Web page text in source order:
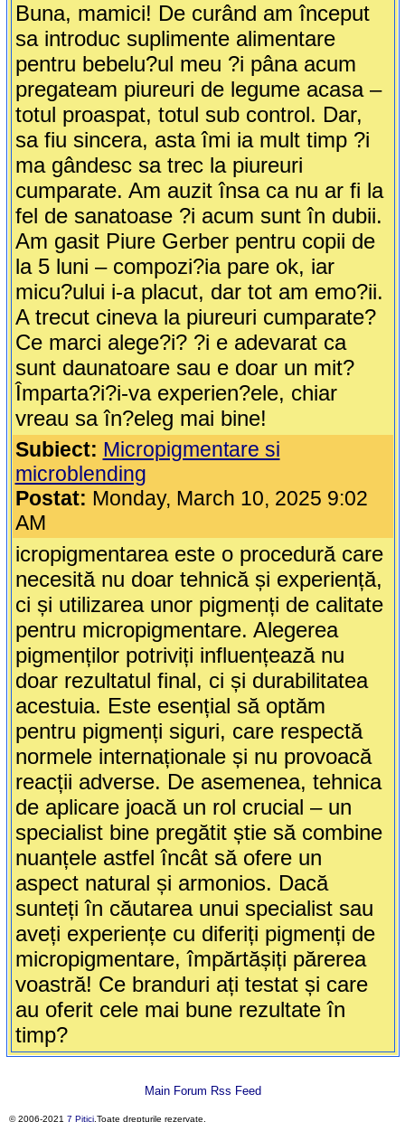
Buna, mamici! De curând am început
sa introduc suplimente alimentare
pentru bebelu?ul meu ?i pâna acum
pregateam piureuri de legume acasa –
totul proaspat, totul sub control. Dar,
sa fiu sincera, asta îmi ia mult timp ?i
ma gândesc sa trec la piureuri
cumparate. Am auzit însa ca nu ar fi la
fel de sanatoase ?i acum sunt în dubii.
Am gasit Piure Gerber pentru copii de
la 5 luni – compozi?ia pare ok, iar
micu?ului i-a placut, dar tot am emo?ii.
A trecut cineva la piureuri cumparate?
Ce marci alege?i? ?i e adevarat ca
sunt daunatoare sau e doar un mit?
Împarta?i?i-va experien?ele, chiar
vreau sa în?eleg mai bine!
Subiect: Micropigmentare si
microblending
Postat: Monday, March 10, 2025 9:02
AM
icropigmentarea este o procedură care
necesită nu doar tehnică și experiență,
ci și utilizarea unor pigmenți de calitate
pentru micropigmentare. Alegerea
pigmenților potriviți influențează nu
doar rezultatul final, ci și durabilitatea
acestuia. Este esențial să optăm
pentru pigmenți siguri, care respectă
normele internaționale și nu provoacă
reacții adverse. De asemenea, tehnica
de aplicare joacă un rol crucial – un
specialist bine pregătit știe să combine
nuanțele astfel încât să ofere un
aspect natural și armonios. Dacă
sunteți în căutarea unui specialist sau
aveți experiențe cu diferiți pigmenți de
micropigmentare, împărtășiți părerea
voastră! Ce branduri ați testat și care
au oferit cele mai bune rezultate în
timp?
Main Forum Rss Feed
© 2006-2021 7 Pitici.Toate drepturile rezervate.